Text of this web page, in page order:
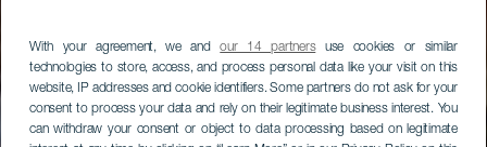
With your agreement, we andour 14 partnersuse cookies or similar
technologies to store, access, and process personal data like your visit on this
website, IP addresses and cookie identifiers. Some partners do not ask for your
consent to process your data and rely on their legitimate business interest. You
can withdraw your consent or object to data processing based on legitimate